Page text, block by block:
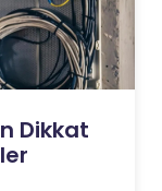
MCC